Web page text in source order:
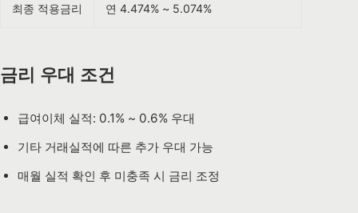
최종 적용금리 연 4.474% ~ 5.074%
금리 우대 조건
급여이체 실적: 0.1% ~ 0.6% 우대
기타 거래실적에 따른 추가 우대 가능
매월 실적 확인 후 미충족 시 금리 조정